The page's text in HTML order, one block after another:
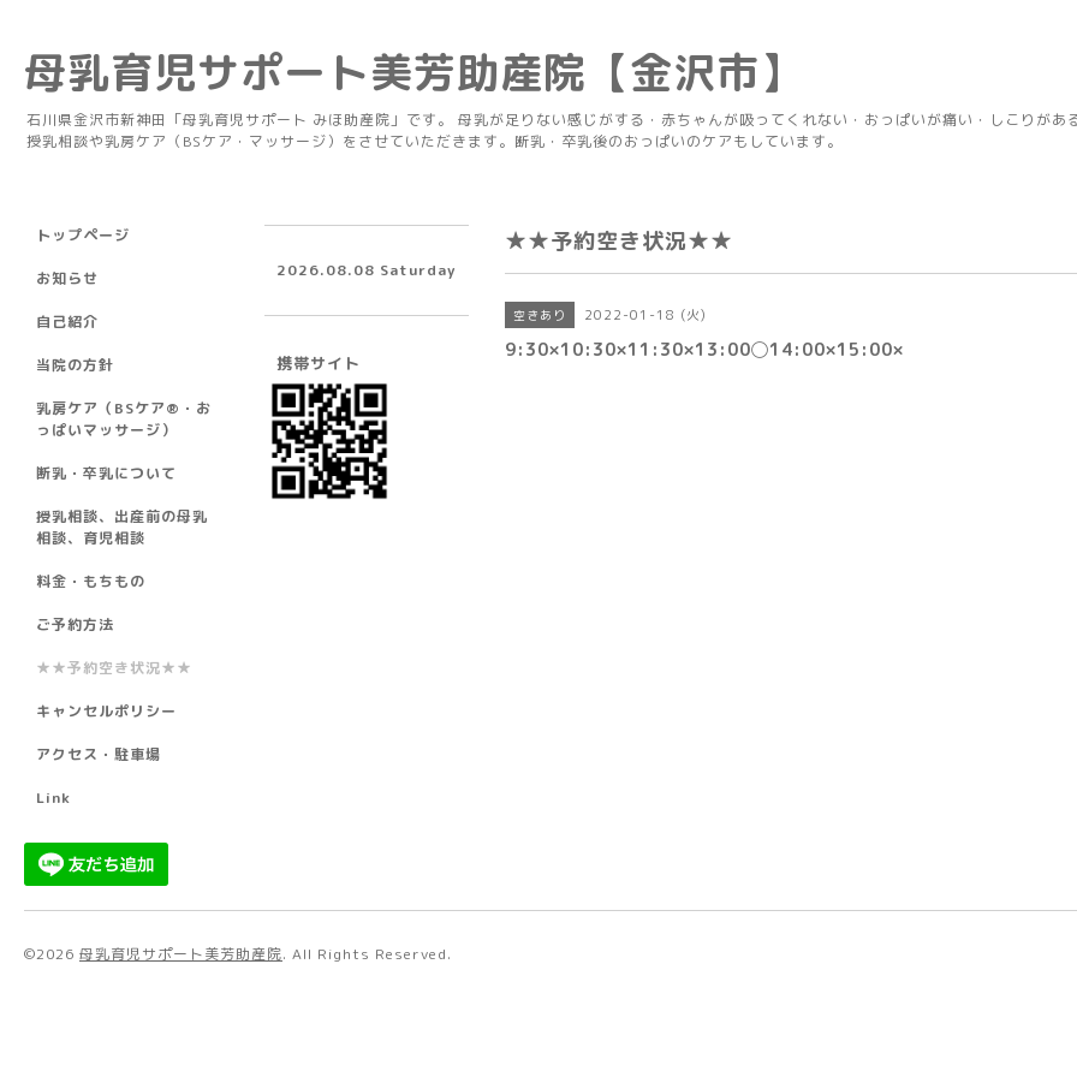
母乳育児サポート美芳助産院【金沢市】
石川県金沢市新神田「母乳育児サポート みほ助産院」です。 母乳が足りない感じがする・赤ちゃんが吸ってくれない・おっぱいが痛い・しこりがあ
授乳相談や乳房ケア（BSケア・マッサージ）をさせていただきます。断乳・卒乳後のおっぱいのケアもしています。
★★予約空き状況★★
空きあり 2022-01-18 (火)
9:30×10:30×11:30×13:00◯14:00×15:00×
トップページ
お知らせ
自己紹介
当院の方針
乳房ケア（BSケア®︎・お
っぱいマッサージ）
断乳・卒乳について
授乳相談、出産前の母乳
相談、育児相談
料金・もちもの
ご予約方法
★★予約空き状況★★
キャンセルポリシー
アクセス・駐車場
Link
2026.08.08 Saturday
携帯サイト
©2026 母乳育児サポート美芳助産院. All Rights Reserved.